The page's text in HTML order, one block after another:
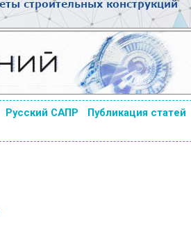
Русский САПР Публикация статей